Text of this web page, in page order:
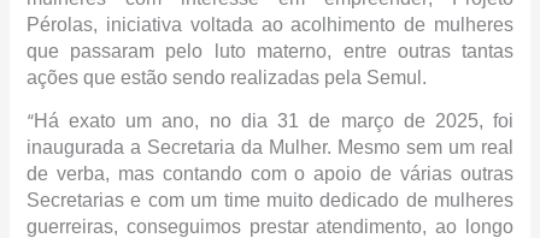
Pérolas, iniciativa voltada ao acolhimento de mulheres
que passaram pelo luto materno, entre outras tantas
ações que estão sendo realizadas pela Semul.
“Há exato um ano, no dia 31 de março de 2025, foi
inaugurada a Secretaria da Mulher. Mesmo sem um real
de verba, mas contando com o apoio de várias outras
Secretarias e com um time muito dedicado de mulheres
guerreiras, conseguimos prestar atendimento, ao longo